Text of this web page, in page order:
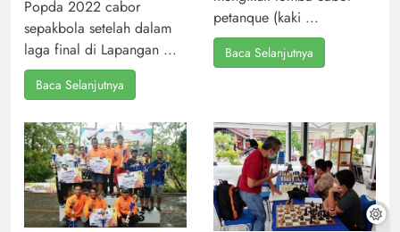
Popda 2022 cabor
sepakbola setelah dalam
laga final di Lapangan ...
Baca Selanjutnya
petanque (kaki ...
Baca Selanjutnya